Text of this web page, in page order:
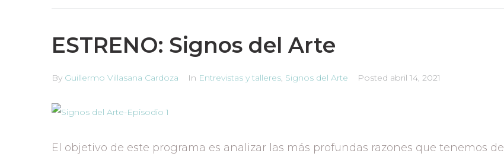
ESTRENO: Signos del Arte
By Guillermo Villasana Cardoza In Entrevistas y talleres, Signos del Arte Posted abril 14, 2021
El objetivo de este programa es analizar las más profundas razones que tenemos de